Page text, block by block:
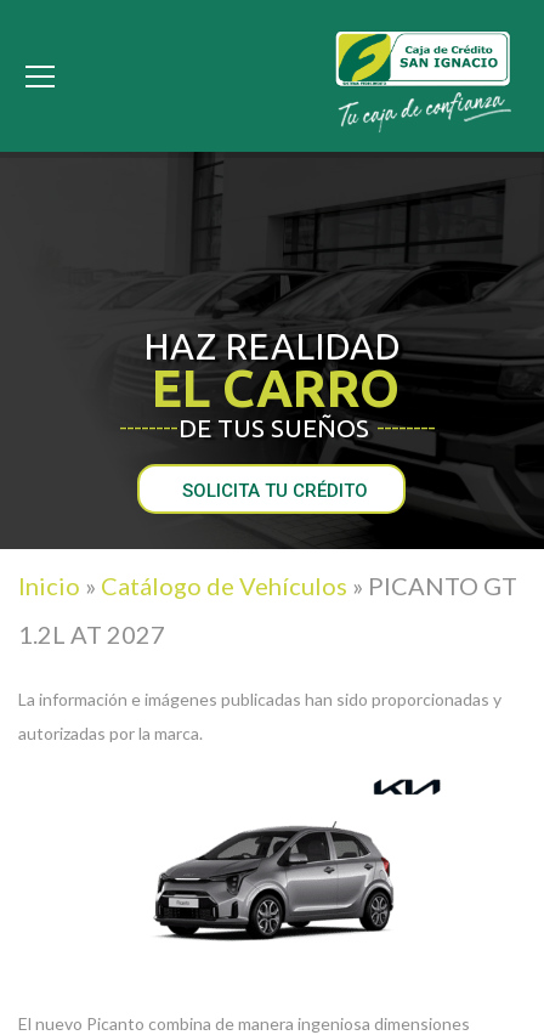
EL CARRO
HAZ REALIDAD
SOLICITA TU CRÉDITO
DE TUS SUEÑOS ________
________
Inicio » Catálogo de Vehículos » PICANTO GT
1.2L AT 2027
La información e imágenes publicadas han sido proporcionadas y
autorizadas por la marca.
El nuevo Picanto combina de manera ingeniosa dimensiones